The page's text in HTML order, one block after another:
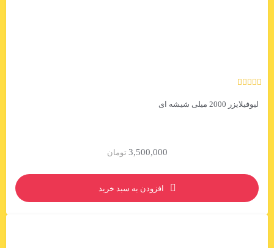
لیوفیلایزر 2000 میلی شیشه ای
تومان 3,500,000
افزودن به سبد خرید